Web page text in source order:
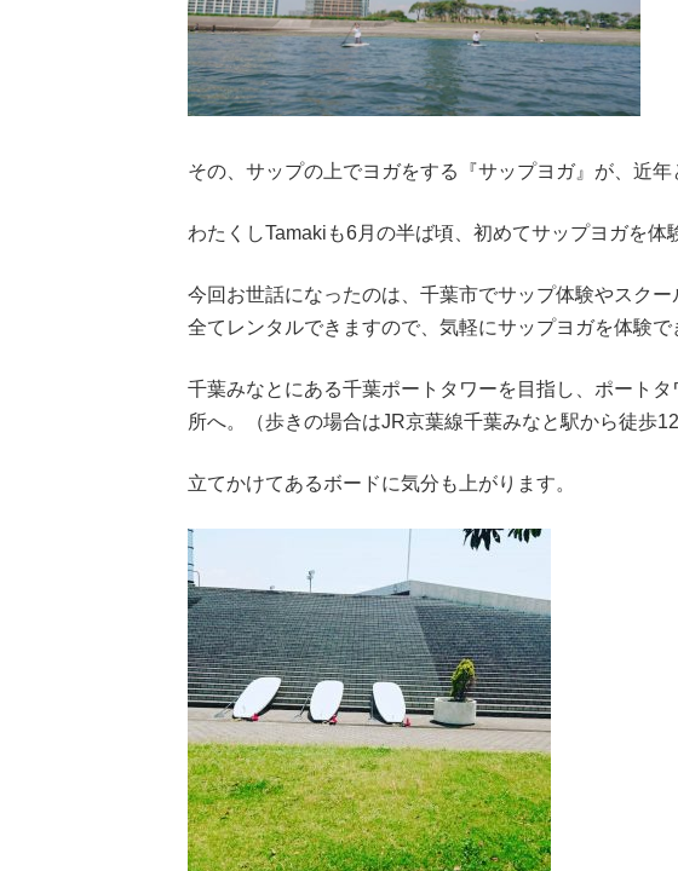
その、サップの上でヨガをする『サップヨガ』が、近
わたくしTamakiも6月の半ば頃、初めてサップヨガを体
今回お世話になったのは、千葉市でサップ体験やスク
全てレンタルできますので、気軽にサップヨガを体験で
千葉みなとにある千葉ポートタワーを目指し、ポート
所へ。（歩きの場合はJR京葉線千葉みなと駅から徒歩12
立てかけてあるボードに気分も上がります。